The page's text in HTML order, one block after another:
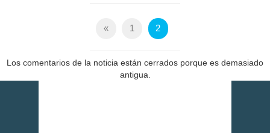
« 1 2
Los comentarios de la noticia están cerrados porque es demasiado
antigua.